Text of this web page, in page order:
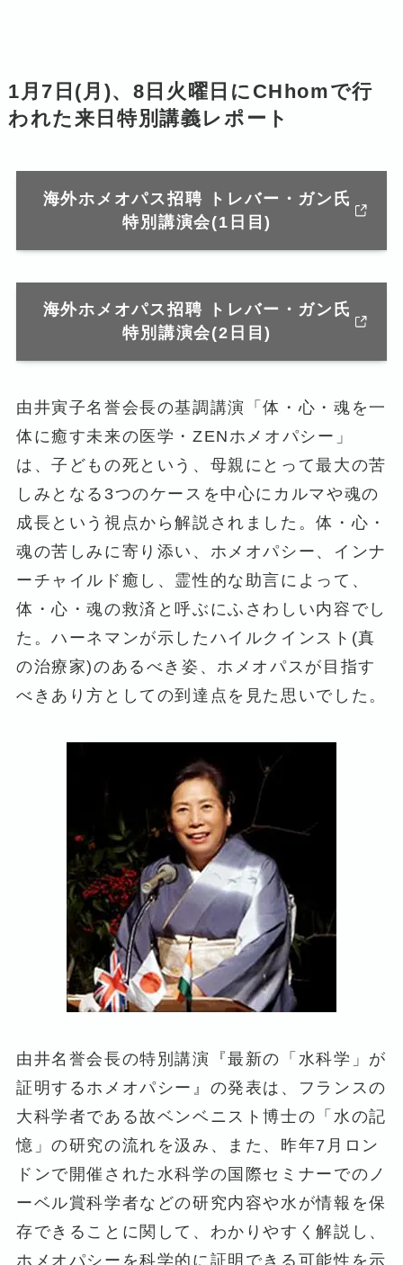
1月7日(月)、8日火曜日にCHhomで行
われた来日特別講義レポート
海外ホメオパス招聘 トレバー・ガン氏
特別講演会(1日目)
海外ホメオパス招聘 トレバー・ガン氏
特別講演会(2日目)
由井寅子名誉会長の基調講演「体・心・魂を一
体に癒す未来の医学・ZENホメオパシー」
は、子どもの死という、母親にとって最大の苦
しみとなる3つのケースを中心にカルマや魂の
成長という視点から解説されました。体・心・
魂の苦しみに寄り添い、ホメオパシー、インナ
ーチャイルド癒し、霊性的な助言によって、
体・心・魂の救済と呼ぶにふさわしい内容でし
た。ハーネマンが示したハイルクインスト(真
の治療家)のあるべき姿、ホメオパスが目指す
べきあり方としての到達点を見た思いでした。
由井名誉会長の特別講演『最新の「水科学」が
証明するホメオパシー』の発表は、フランスの
大科学者である故ベンベニスト博士の「水の記
憶」の研究の流れを汲み、また、昨年7月ロン
ドンで開催された水科学の国際セミナーでのノ
ーベル賞科学者などの研究内容や水が情報を保
存できることに関して、わかりやすく解説し、
ホメオパシーを科学的に証明できる可能性を示